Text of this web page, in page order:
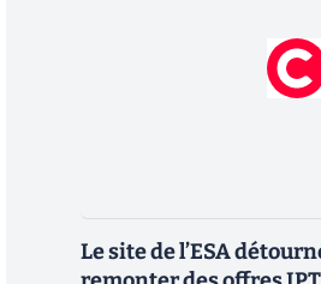
Le site de l’ESA